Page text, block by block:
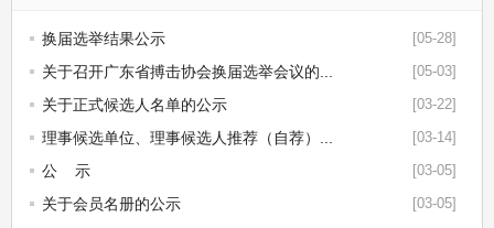
[05-28]
换届选举结果公示
[05-03]
关于召开广东省搏击协会换届选举会议的...
[03-22]
关于正式候选人名单的公示
[03-14]
理事候选单位、理事候选人推荐（自荐）...
[03-05]
公 示
[03-05]
关于会员名册的公示